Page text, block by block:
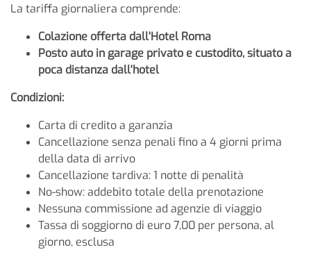
La tariffa giornaliera comprende:
Colazione offerta dall'Hotel Roma
Posto auto in garage privato e custodito, situato a
poca distanza dall'hotel
Condizioni:
Carta di credito a garanzia
Cancellazione senza penali fino a 4 giorni prima
della data di arrivo
Cancellazione tardiva: 1 notte di penalità
No-show: addebito totale della prenotazione
Nessuna commissione ad agenzie di viaggio
Tassa di soggiorno di euro 7,00 per persona, al
giorno, esclusa